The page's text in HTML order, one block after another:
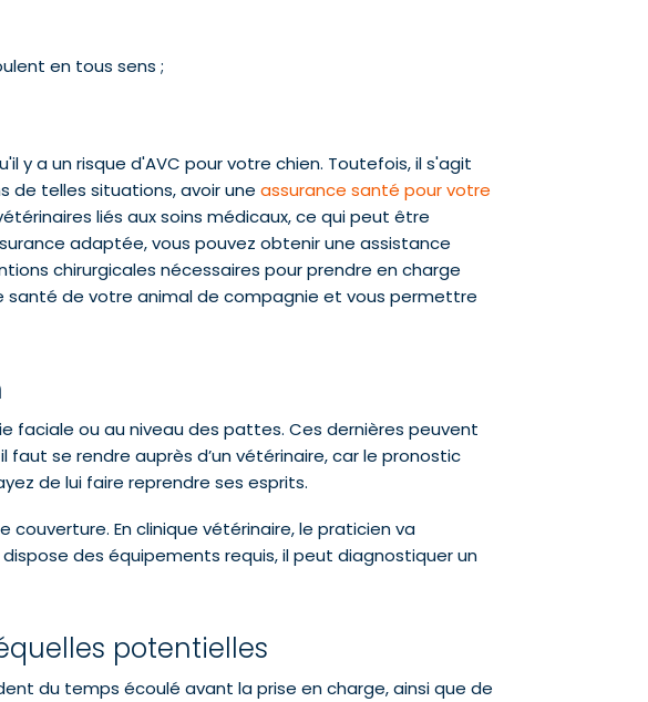
en tous sens ;
y a un risque d'AVC pour votre chien. Toutefois, il s'agit
de telles situations, avoir une assurance santé pour votre
liés aux soins médicaux, ce qui peut être
adaptée, vous pouvez obtenir une assistance
chirurgicales nécessaires pour prendre en charge
santé de votre animal de compagnie et vous permettre
faciale ou au niveau des pattes. Ces dernières peuvent
se rendre auprès d’un vétérinaire, car le pronostic
de lui faire reprendre ses esprits.
couverture. En clinique vétérinaire, le praticien va
dispose des équipements requis, il peut diagnostiquer un
potentielles
du temps écoulé avant la prise en charge, ainsi que de